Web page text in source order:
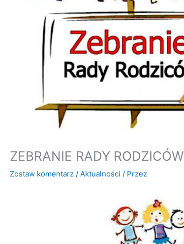
ZEBRANIE RADY RODZICÓW
Zostaw komentarz / Aktualności / Przez